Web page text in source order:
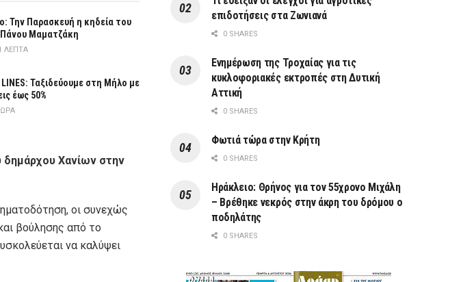
Την Παρασκευή η κηδεία του
Πάνου Μαματζάκη
ΛΕΠΤΆ
LINES: Ταξιδεύουμε στη Μήλο με
έως 50%
δημάρχου Χανίων στην
οι συνεχώς
βούλησης από το
να καλύψει
επιδοτήσεις στα Ζωνιανά
0 SHARES
Ενημέρωση της Τροχαίας για τις
κυκλοφοριακές εκτροπές στη Δυτική
Αττική
0 SHARES
Φωτιά τώρα στην Κρήτη
0 SHARES
Ηράκλειο: Θρήνος για τον 55χρονο Μιχάλη
– Βρέθηκε νεκρός στην άκρη του δρόμου ο
ποδηλάτης
0 SHARES